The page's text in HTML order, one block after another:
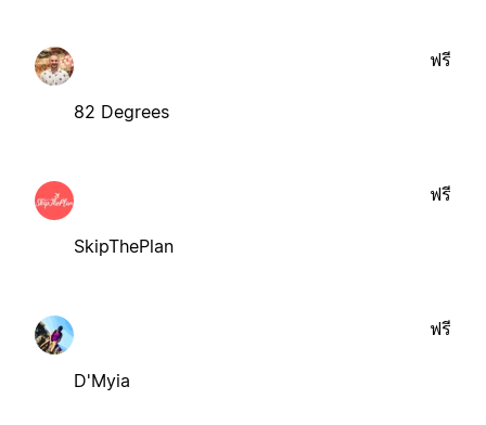
82 Degrees
ฟรี
SkipThePlan
ฟรี
D'Myia
ฟรี